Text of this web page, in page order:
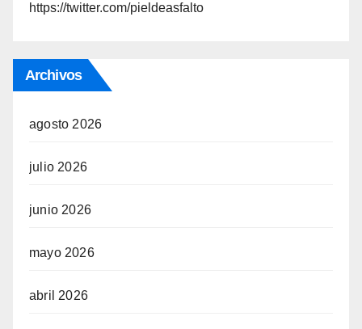
https://twitter.com/pieldeasfalto
Archivos
agosto 2026
julio 2026
junio 2026
mayo 2026
abril 2026